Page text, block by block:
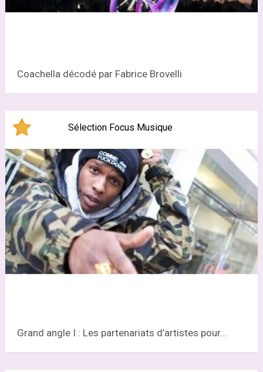
Coachella décodé par Fabrice Brovelli
Sélection Focus Musique
Grand angle I : Les partenariats d’artistes pour...